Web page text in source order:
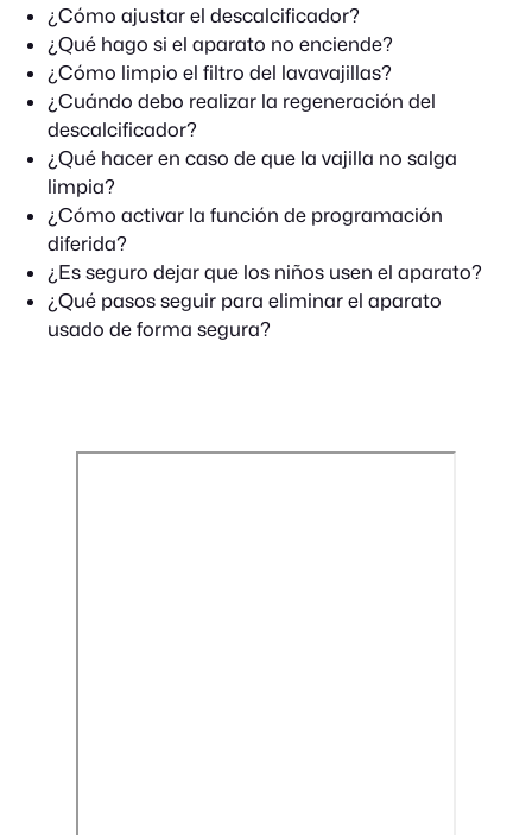
¿Cómo ajustar el descalcificador?
¿Qué hago si el aparato no enciende?
¿Cómo limpio el filtro del lavavajillas?
¿Cuándo debo realizar la regeneración del
descalcificador?
¿Qué hacer en caso de que la vajilla no salga
limpia?
¿Cómo activar la función de programación
diferida?
¿Es seguro dejar que los niños usen el aparato?
¿Qué pasos seguir para eliminar el aparato
usado de forma segura?